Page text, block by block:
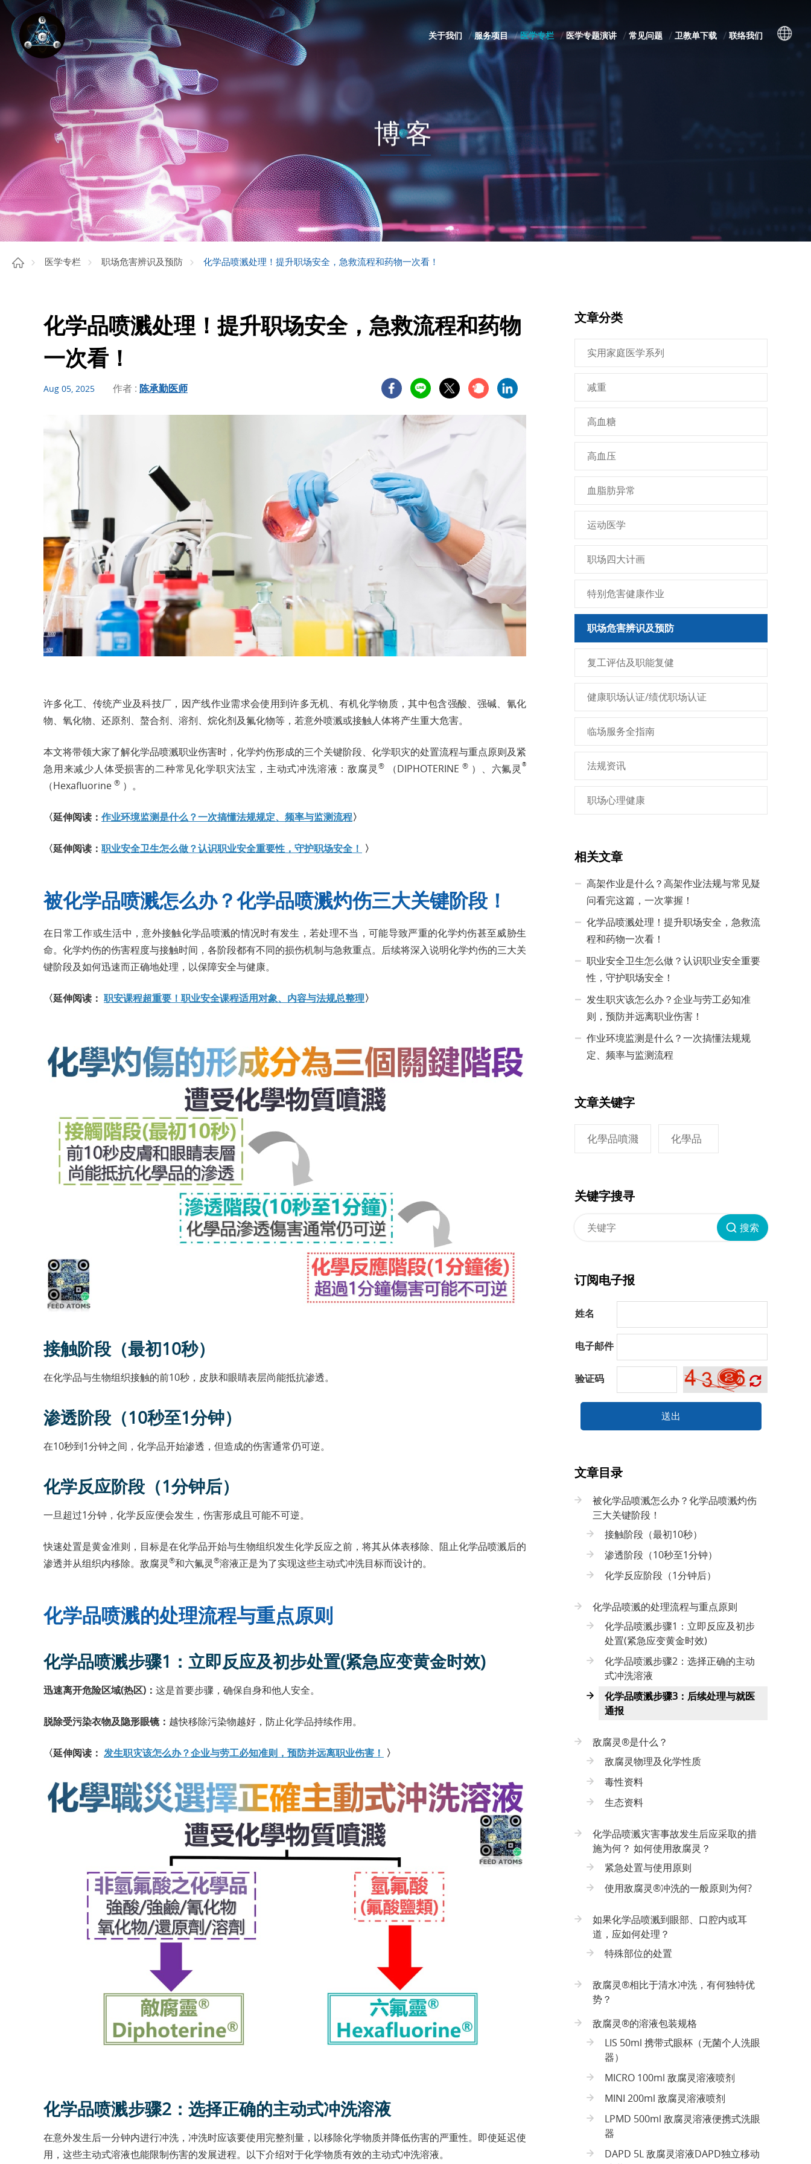
关于我们 服务项目 医学专栏 医学专题演讲 常见问题 卫教单下载 联络我们
博客
医学专栏 职场危害辨识及预防 化学品喷溅处理！提升职场安全，急救流程和药物一次看！
化学品喷溅处理！提升职场安全，急救流程和药物
一次看！
Aug 05, 2025 作者 : 陈承勤医师
许多化工、传统产业及科技厂，因产线作业需求会使用到许多无机、有机化学物质，其中包含强酸、强碱、氰化
物、氧化物、还原剂、螯合剂、溶剂、烷化剂及氟化物等，若意外喷溅或接触人体将产生重大危害。
本文将带领大家了解化学品喷溅职业伤害时，化学灼伤形成的三个关键阶段、化学职灾的处置流程与重点原则及紧
急用来减少人体受损害的二种常见化学职灾法宝，主动式冲洗溶液：敌腐灵®（DIPHOTERINE® ）、六氟灵®
（Hexafluorine ® ）。
〈延伸阅读： 作业环境监测是什么？一次搞懂法规规定、频率与监测流程〉
〈延伸阅读： 职业安全卫生怎么做？认识职业安全重要性，守护职场安全！ 〉
被化学品喷溅怎么办？化学品喷溅灼伤三大关键阶段！
在日常工作或生活中，意外接触化学品喷溅的情况时有发生，若处理不当，可能导致严重的化学灼伤甚至威胁生
命。化学灼伤的伤害程度与接触时间，各阶段都有不同的损伤机制与急救重点。后续将深入说明化学灼伤的三大关
键阶段及如何迅速而正确地处理，以保障安全与健康。
〈延伸阅读： 职安课程超重要！职业安全课程适用对象、内容与法规总整理〉
接触阶段（最初10秒）
在化学品与生物组织接触的前10秒，皮肤和眼睛表层尚能抵抗渗透。
渗透阶段（10秒至1分钟）
在10秒到1分钟之间，化学品开始渗透，但造成的伤害通常仍可逆。
化学反应阶段（1分钟后）
一旦超过1分钟，化学反应便会发生，伤害形成且可能不可逆。
快速处置是黄金准则，目标是在化学品开始与生物组织发生化学反应之前，将其从体表移除、阻止化学品喷溅后的
渗透并从组织内移除。敌腐灵®和六氟灵®溶液正是为了实现这些主动式冲洗目标而设计的。
化学品喷溅的处理流程与重点原则
化学品喷溅步骤1：立即反应及初步处置(紧急应变黄金时效)
迅速离开危险区域(热区)： 这是首要步骤，确保自身和他人安全。
脱除受污染衣物及隐形眼镜： 越快移除污染物越好，防止化学品持续作用。
〈延伸阅读： 发生职灾该怎么办？企业与劳工必知准则，预防并远离职业伤害！ 〉
化学品喷溅步骤2：选择正确的主动式冲洗溶液
在意外发生后一分钟内进行冲洗，冲洗时应该要使用完整剂量，以移除化学物质并降低伤害的严重性。即使延迟使
用，这些主动式溶液也能限制伤害的发展进程。以下介绍对于化学物质有效的主动式冲洗溶液。
文章分类
实用家庭医学系列
减重
高血糖
高血压
血脂肪异常
运动医学
职场四大计画
特别危害健康作业
职场危害辨识及预防
复工评估及职能复健
健康职场认证/绩优职场认证
临场服务全指南
法规资讯
职场心理健康
相关文章
高架作业是什么？高架作业法规与常见疑
问看完这篇，一次掌握！
化学品喷溅处理！提升职场安全，急救流
程和药物一次看！
职业安全卫生怎么做？认识职业安全重要
性，守护职场安全！
发生职灾该怎么办？企业与劳工必知准
则，预防并远离职业伤害！
作业环境监测是什么？一次搞懂法规规
定、频率与监测流程
文章关键字
化學品噴濺 化學品
关键字搜寻
搜索
订阅电子报
姓名
电子邮件
验证码
送出
文章目录
被化学品喷溅怎么办？化学品喷溅灼伤
三大关键阶段！
接触阶段（最初10秒）
渗透阶段（10秒至1分钟）
化学反应阶段（1分钟后）
化学品喷溅的处理流程与重点原则
化学品喷溅步骤1：立即反应及初步
处置(紧急应变黄金时效)
化学品喷溅步骤2：选择正确的主动
式冲洗溶液
化学品喷溅步骤3：后续处理与就医
通报
敌腐灵®是什么？
敌腐灵物理及化学性质
毒性资料
生态资料
化学品喷溅灾害事故发生后应采取的措
施为何？ 如何使用敌腐灵？
紧急处置与使用原则
使用敌腐灵®冲洗的一般原则为何?
如果化学品喷溅到眼部、口腔内或耳
道，应如何处理？
特殊部位的处置
敌腐灵®相比于清水冲洗，有何独特优
势？
敌腐灵®的溶液包装规格
LIS 50ml 携带式眼杯（无菌个人洗眼
器）
MICRO 100ml 敌腐灵溶液喷剂
MINI 200ml 敌腐灵溶液喷剂
LPMD 500ml 敌腐灵溶液便携式洗眼
器
DAPD 5L 敌腐灵溶液DAPD独立移动